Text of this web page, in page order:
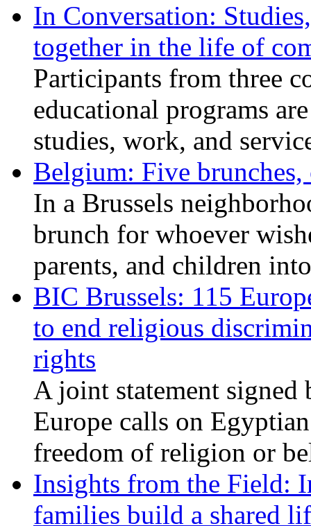
In Conversation:
together in the life of
Participants from three
educational programs
studies, work, and
Belgium: Five
In a Brussels
brunch for whoever
parents, and children
BIC Brussels: 115
to end religious
rights
A joint statement signed
Europe calls on
freedom of religion or
Insights from the Field:
families build a shared